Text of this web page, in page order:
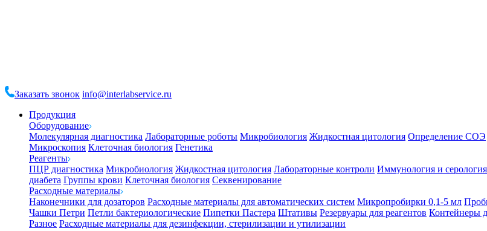
Заказать звонок info@interlabservice.ru
Продукция
Оборудование
Молекулярная диагностика Лабораторные роботы Микробиология Жидкостная цитология Определение СОЭ
Микроскопия Клеточная биология Генетика
Реагенты
ПЦР диагностика Микробиология Жидкостная цитология Лабораторные контроли Иммунология и серология
диабета Группы крови Клеточная биология Секвенирование
Расходные материалы
Наконечники для дозаторов Расходные материалы для автоматических систем Микропробирки 0,1-5 мл
Чашки Петри Петли бактериологические Пипетки Пастера Штативы Резервуары для реагентов Контейнеры
Разное Расходные материалы для дезинфекции, стерилизации и утилизации